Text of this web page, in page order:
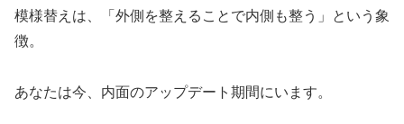
模様替えは、「外側を整えることで内側も整う」という象
徴。
あなたは今、内面のアップデート期間にいます。